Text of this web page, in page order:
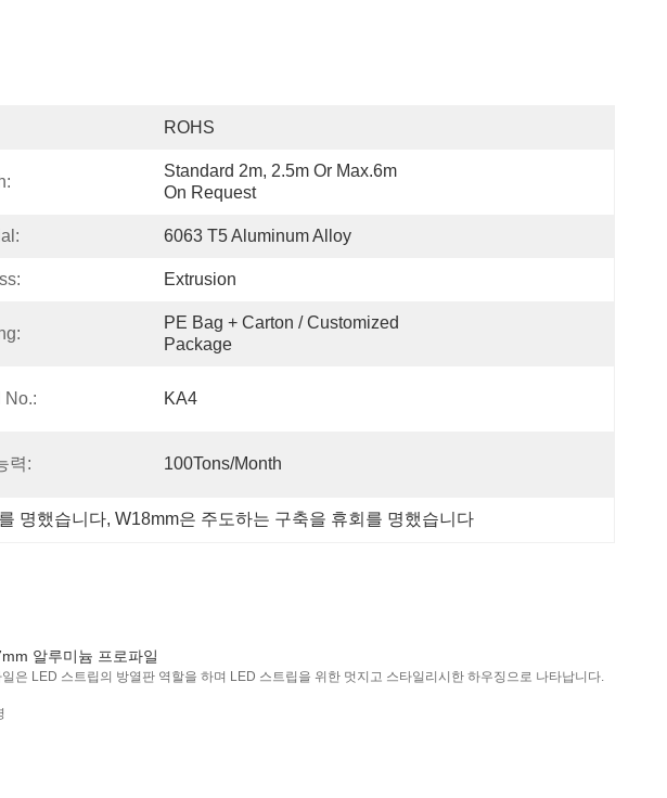
ROHS
Standard 2m, 2.5m Or Max.6m
On Request
6063 T5 Aluminum Alloy
Extrusion
PE Bag + Carton / Customized
Package
No.: KA4
력: 100Tons/Month
명했습니다, W18mm은 주도하는 구축을 휴회를 명했습니다
알루미늄 프로파일
LED 스트립의 방열판 역할을 하며 LED 스트립을 위한 멋지고 스타일리시한 하우징으로 나타납니다.